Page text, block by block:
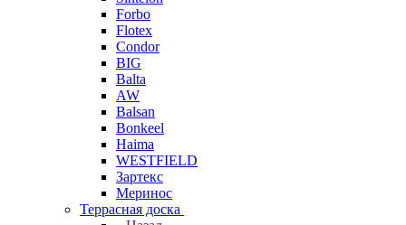
Forbo
Flotex
Condor
BIG
Balta
AW
Balsan
Bonkeel
Haima
WESTFIELD
Зартекс
Меринос
Террасная доска